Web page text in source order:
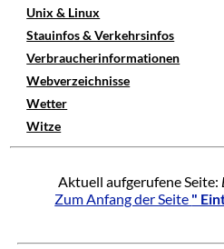
Unix & Linux
Stauinfos & Verkehrsinfos
Verbraucherinformationen
Webverzeichnisse
Wetter
Witze
Aktuell aufgerufene Seite:
Zum Anfang der Seite "